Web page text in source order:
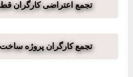
تجمع اعتراضی کارگران
تجمع کارگران پروژه